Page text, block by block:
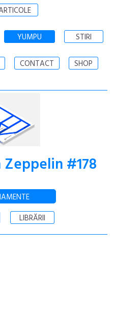
YUMPU STIRI
CONTACT SHOP
Zeppelin #178
LIBRĂRII